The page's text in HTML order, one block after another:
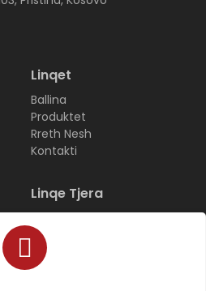
Linqet
Ballina
Produktet
Rreth Nesh
Kontakti
Linqe Tjera
Produktet
Të gjitha kategoritë
Të preferuarat